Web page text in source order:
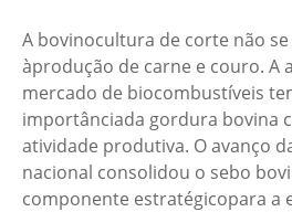
A bovinocultura de corte não
àprodução de carne e couro. A
mercado de biocombustíveis
importânciada gordura bovina
atividade produtiva. O avanço
nacional consolidou o sebo
componente estratégicopara a